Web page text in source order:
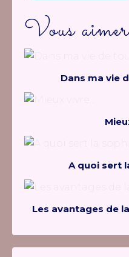
Vous
Dans ma vie
A quoi sert
Les avantages de